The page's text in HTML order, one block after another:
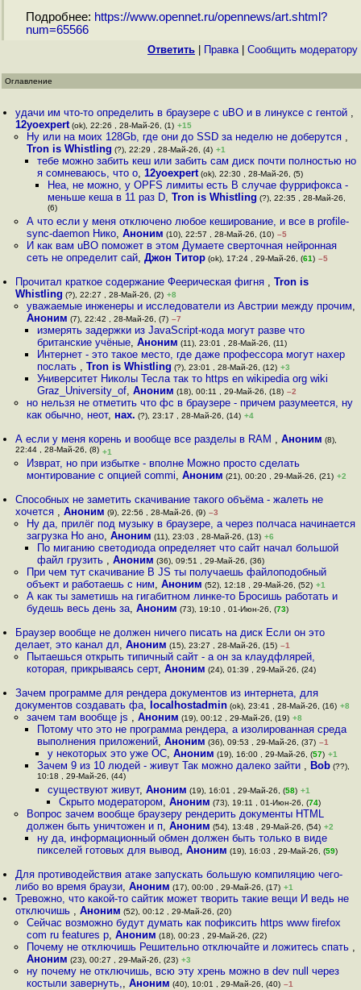
Подробнее: https://www.opennet.ru/opennews/art.shtml?
num=65566
Ответить Правка| Cообщить модератору
Оглавление
удачи им что-то определить в браузере с uBO и в линуксе с гентой ,
12yoexpert (ok), 22:26 , 28-Май-26, (1) +15
Ну или на моих 128Gb, где они до SSD за неделю не доберутся ,
Tron is Whistling (?), 22:29 , 28-Май-26, (4) +1
тебе можно забить кеш или забить сам диск почти полностью но
я сомневаюсь, что о, 12yoexpert(ok), 22:30 , 28-Май-26, (5)
Неа, не можно, у OPFS лимиты есть В случае фуррифокса -
меньше кеша в 11 раз D,Tron is Whistling (?), 22:35 , 28-Май-26,
(6)
А что если у меня отключено любое кеширование, и все в profile-
sync-daemon Нико, Аноним (10), 22:57 , 28-Май-26, (10) –5
И как вам uBO поможет в этом Думаете сверточная нейронная
сеть не определит сай, Джон Титор(ok), 17:24 , 29-Май-26, (61) –5
Прочитал краткое содержание Феерическая фигня ,Tron is
Whistling (?), 22:27 , 28-Май-26, (2) +8
уважаемые инженеры и исследователи из Австрии между прочим,
Аноним (7), 22:42 , 28-Май-26, (7) –7
измерять задержки из JavaScript-кода могут разве что
британские учёные, Аноним (11), 23:01 , 28-Май-26, (11)
Интернет - это такое место, где даже профессора могут нахер
послать , Tron is Whistling (?), 23:01 , 28-Май-26, (12) +3
Университет Николы Тесла так то https en wikipedia org wiki
Graz_University_of, Аноним (18), 00:11 , 29-Май-26, (18) –2
но нельзя не отметить что фс в браузере - причем разумеется, ну
как обычно, неот, нах. (?), 23:17 , 28-Май-26, (14) +4
А если у меня корень и вообще все разделы в RAM ,Аноним (8),
22:44 , 28-Май-26, (8) +1
Изврат, но при избытке - вполне Можно просто сделать
монтирование с опцией commi, Аноним (21), 00:20 , 29-Май-26, (21) +2
Способных не заметить скачивание такого объёма - жалеть не
хочется ,Аноним (9), 22:56 , 28-Май-26, (9) –3
Ну да, прилёг под музыку в браузере, а через полчаса начинается
загрузка Но ано, Аноним (11), 23:03 , 28-Май-26, (13) +6
По миганию светодиода определяет что сайт начал большой
файл грузить , Аноним (36), 09:51 , 29-Май-26, (36)
При чем тут скачивание В JS ты получаешь файлоподобный
объект и работаешь с ним, Аноним (52), 12:18 , 29-Май-26, (52) +1
А как ты заметишь на гигабитном линке-то Бросишь работать и
будешь весь день за, Аноним (73), 19:10 , 01-Июн-26, (73)
Браузер вообще не должен ничего писать на диск Если он это
делает, это канал дл,Аноним (15), 23:27 , 28-Май-26, (15) –1
Пытаешься открыть типичный сайт - а он за клаудфлярей,
которая, прикрываясь серт, Аноним (24), 01:39 , 29-Май-26, (24)
Зачем программе для рендера документов из интернета, для
документов создавать фа, localhostadmin (ok), 23:41 , 28-Май-26, (16) +8
зачем там вообще js , Аноним (19), 00:12 , 29-Май-26, (19) +8
Потому что это не программа рендера, а изолированная среда
выполнения приложений, Аноним (36), 09:53 , 29-Май-26, (37) –1
у некоторых это уже ОС,Аноним (19), 16:00 , 29-Май-26, (57) +1
Зачем 9 из 10 людей - живут Так можно далеко зайти , Bob(??),
10:18 , 29-Май-26, (44)
существуют живут,Аноним (19), 16:01 , 29-Май-26, (58) +1
Скрыто модератором, Аноним (73), 19:11 , 01-Июн-26, (74)
Вопрос зачем вообще браузеру рендерить документы HTML
должен быть уничтожен и п, Аноним (54), 13:48 , 29-Май-26, (54) +2
ну да, информационный обмен должен быть только в виде
пикселей готовых для вывод, Аноним (19), 16:03 , 29-Май-26, (59)
Для противодействия атаке запускать большую компиляцию чего-
либо во время браузи,Аноним (17), 00:00 , 29-Май-26, (17) +1
Тревожно, что какой-то сайтик может творить такие вещи И ведь не
отключишь ,Аноним (52), 00:12 , 29-Май-26, (20)
Сейчас возможно будут думать как пофиксить https www firefox
com ru features p, Аноним (18), 00:23 , 29-Май-26, (22)
Почему не отключишь Решительно отключайте и ложитесь спать ,
Аноним (23), 00:27 , 29-Май-26, (23) +3
ну почему не отключишь, всю эту хрень можно в dev null через
костыли завернуть,, Аноним (40), 10:01 , 29-Май-26, (40) –1